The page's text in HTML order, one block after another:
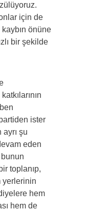
için de
önüne
bir şekilde
ister
şu
eden
bunun
toplanıp,
yerlerinin
hem
hem de